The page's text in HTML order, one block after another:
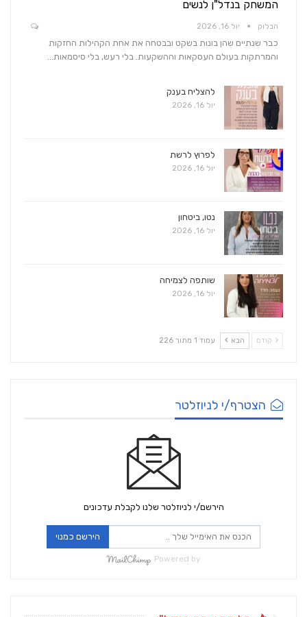
המשחק בנדל"ן לנשים
הבלוק יול 16, 2026
כבר שנתיים שהן בונות בשקט ובבטחה את אחת הקהילות החזקות
והמרתקות בעולם העסקאות וההשקעות. בלי רעש, בלי סיסמאות…
להצליח בענק
יול 16, 2026
לפרוץ לרשת
יול 16, 2026
נטו, ביטחון
יול 16, 2026
שותפה לצמיחה
יול 16, 2026
קודם הבא עמוד 1 מתוך 226
הצטרף/י לניוזלטר
הירשם/י לניוזלטר שלנו לקבלת עדכונים
הירשם כמנוי
Powered by